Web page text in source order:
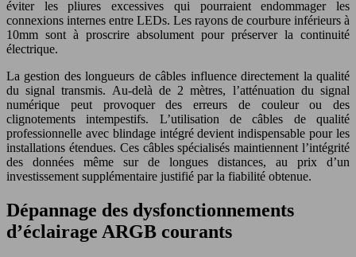
éviter les pliures excessives qui pourraient endommager les
connexions internes entre LEDs. Les rayons de courbure inférieurs à
10mm sont à proscrire absolument pour préserver la continuité
électrique.
La gestion des longueurs de câbles influence directement la qualité
du signal transmis. Au-delà de 2 mètres, l’atténuation du signal
numérique peut provoquer des erreurs de couleur ou des
clignotements intempestifs. L’utilisation de câbles de qualité
professionnelle avec blindage intégré devient indispensable pour les
installations étendues. Ces câbles spécialisés maintiennent l’intégrité
des données même sur de longues distances, au prix d’un
investissement supplémentaire justifié par la fiabilité obtenue.
Dépannage des dysfonctionnements
d’éclairage ARGB courants